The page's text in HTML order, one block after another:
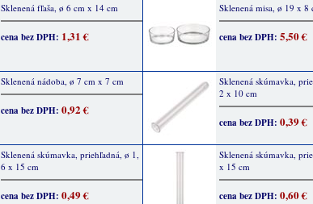
Sklenená fľaša, ø 6 cm x 14 cm
cena bez DPH: 1,31 €
Sklenená misa, ø 19 x 8
cena bez DPH: 5,50 €
Sklenená nádoba, ø 7 cm x 7 cm
cena bez DPH: 0,92 €
Sklenená skúmavka,
2 x 10 cm
cena bez DPH: 0,39 €
Sklenená skúmavka, priehľadná, ø 1,
6 x 15 cm
cena bez DPH: 0,49 €
Sklenená skúmavka,
x 15 cm
cena bez DPH: 0,60 €